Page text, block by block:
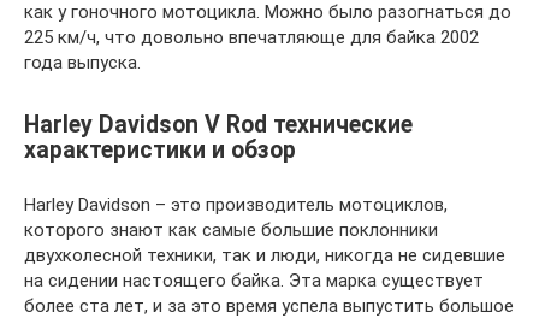
как у гоночного мотоцикла. Можно было разогнаться до
225 км/ч, что довольно впечатляюще для байка 2002
года выпуска.
Harley Davidson V Rod технические
характеристики и обзор
Harley Davidson – это производитель мотоциклов,
которого знают как самые большие поклонники
двухколесной техники, так и люди, никогда не сидевшие
на сидении настоящего байка. Эта марка существует
более ста лет, и за это время успела выпустить большое